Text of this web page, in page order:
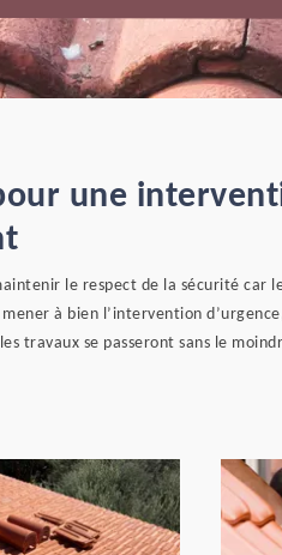
une
le respect de la sécurité car
à bien l’intervention
travaux se passeront sans le